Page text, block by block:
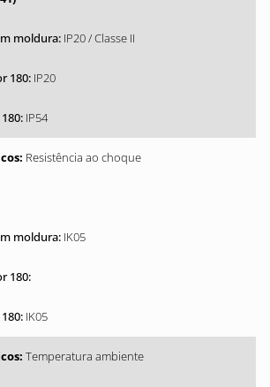
IP20 / Classe II
IP20
IP54
Resistência ao choque
IK05
IK05
Temperatura ambiente